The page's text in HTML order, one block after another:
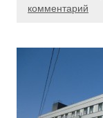
комментарий